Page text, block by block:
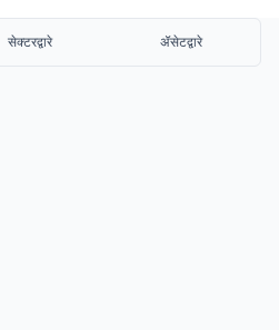
सेक्टरद्वारे ॲसेटद्वारे